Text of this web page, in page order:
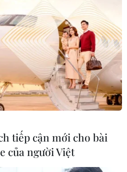
#Du lịch
#Đờn ca tài tử
tiếp cận mới cho bài
của người Việt